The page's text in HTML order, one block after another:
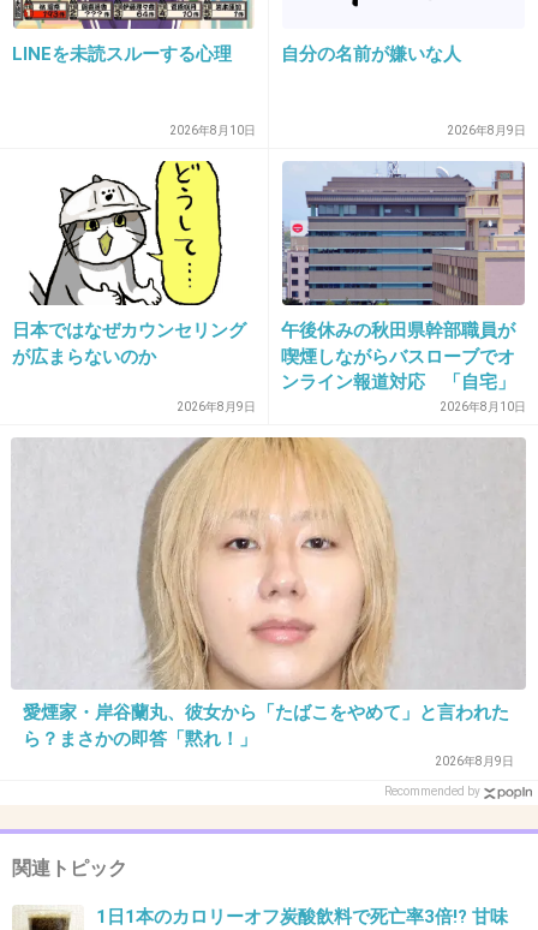
3件の返信
2026/06/03(水) 13:37:47
コレステロール高いのに食べたいものを食べてお酒飲んで
挙げ句の果てに血圧まで高くなって薬まで処方されてしま
った。なのに今は焼酎のソーダ割りを飲んでいます。火に
油を注いでいます。さらば人生｡(笑)。
+2 -5
2026/06/03(水) 13:38:54
え、そうなのか！
元コメの者だけどそれ聞いて安心したわ、ありがとう。
むしろ古い油洗い流さないまま食べて体に入れてたら今よ
りももっとひどく太ってた、みたいに思えば良いか笑
>>5
やけに美味しそうに仕上がってる〜
+4 -2
LINEを未読スルーする心理
2026年8月10日
自分の名前が嫌いな人
2026年8月9日
日本ではなぜカウンセリング
が広まらないのか
2026年8月9日
午後休みの秋田県幹部職員が
喫煙しながらバスローブでオ
ンライン報道対応 「自宅」
との説明に疑義 背景がラブ
ホテルの客室ような壁紙
2026年8月10日
愛煙家・岸谷蘭丸、彼女から「たばこをやめて」と言われた
ら？まさかの即答「黙れ！」
2026年8月9日
Recommended by
関連トピック
1日1本のカロリーオフ炭酸飲料で死亡率3倍!? 甘味